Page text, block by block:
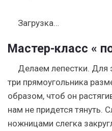
Загрузка…
Мастер-класс «
Делаем лепестки. Для
три прямоугольника
образом, чтоб он
нам не придется тянуть.
ножницами слегка